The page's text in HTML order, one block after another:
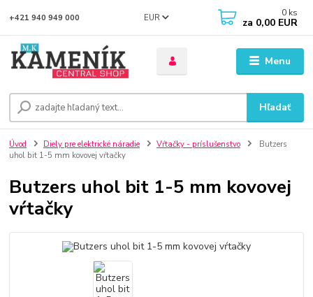
Menu
EUR
Hľadať
+421 940 949 000 0 ks
za 0,00 EUR
Úvod Diely pre elektrické náradie Vŕtačky - príslušenstvo
Butzers
uhol bit 1-5 mm kovovej vŕtačky
Butzers uhol bit 1-5 mm kovovej
vŕtačky